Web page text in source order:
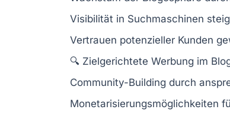
Visibilität in Suchmaschinen
Vertrauen potenzieller Kunden
🔍 Zielgerichtete Werbung im
Community-Building durch
Monetarisierungsmöglichkeiten